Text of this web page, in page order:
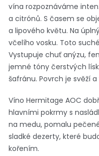
vína rozpoznáváme
a citrónů. S časem se
a lipového květu. Na
včelího vosku. Toto
Vystupuje chuť anýzu,
jemné tóny čerstvých
šafránu. Povrch je svěží a
Víno Hermitage AOC
hlavními pokrmy s
na medu, pomalu
sladké dezerty, které
kořením.